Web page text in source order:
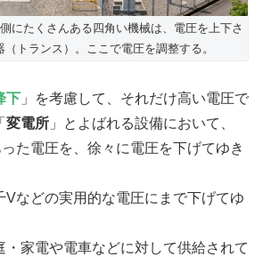
にたくさんある四角い機械は、電圧を上下さ
トランス）。ここで電圧を調整する。
下 」を考慮して、それだけ高い電圧で
変電所 」とよばれる設備において、
た電圧を、徐々に電圧を下げてゆき
Vなどの実用的な電圧にまで下げてゆ
・家電や電車などに対して供給されて